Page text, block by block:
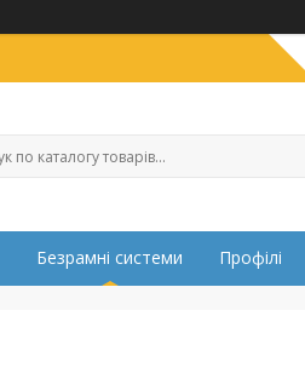
Безрамні системи Профілі